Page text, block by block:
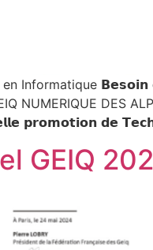
en Informatique
NUMERIQUE DES
𝗽𝗿𝗼𝗺𝗼𝘁𝗶𝗼𝗻 𝗱𝗲
GEIQ